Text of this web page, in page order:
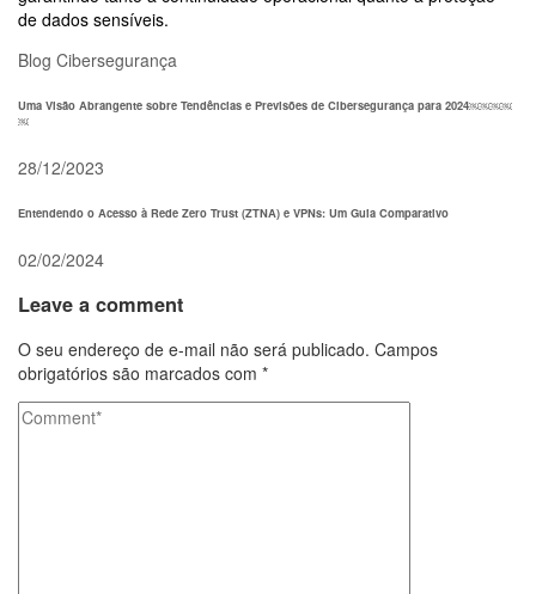
de dados sensíveis.
Blog Cibersegurança
Uma Visão Abrangente sobre Tendências e Previsões de Cibersegurança para 2024￼￼￼￼
￼
28/12/2023
Entendendo o Acesso à Rede Zero Trust (ZTNA) e VPNs: Um Guia Comparativo
02/02/2024
Leave a comment
O seu endereço de e-mail não será publicado. Campos
obrigatórios são marcados com *